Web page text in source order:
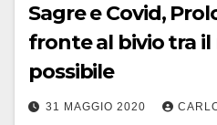
Sagre e Covid,
fronte al bivio tra il
possibile
31 MAGGIO 2020